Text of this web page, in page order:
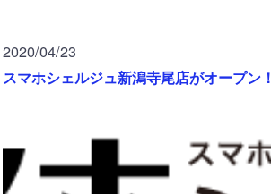
2020/04/23
スマホシェルジュ新潟寺尾店がオープン！